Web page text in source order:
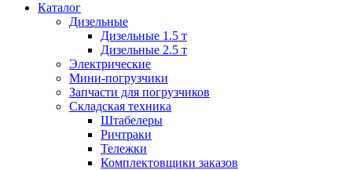
Каталог
Дизельные
Дизельные 1.5 т
Дизельные 2.5 т
Электрические
Мини-погрузчики
Запчасти для погрузчиков
Складская техника
Штабелеры
Ричтраки
Тележки
Комплектовщики заказов